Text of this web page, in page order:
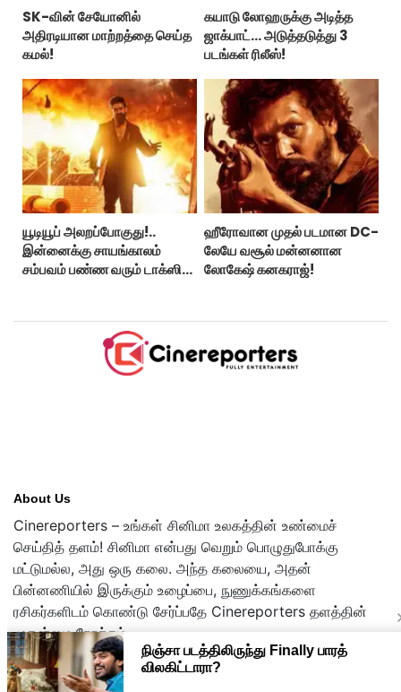
SK-வின் சேயோனில்
அதிரடியான மாற்றத்தை செய்த
கமல்!
கயாடு லோஹருக்கு அடித்த
ஜாக்பாட்... அடுத்தடுத்து 3
படங்கள் ரிலீஸ்!
யூடியூப் அலறப்போகுது!..
இன்னைக்கு சாயங்காலம்
சம்பவம் பண்ண வரும் டாக்ஸிக்
ஹீரோவான முதல் படமான DC-
லேயே வசூல் மன்னனான
லோகேஷ் கனகராஜ்!
About Us
Cinereporters – உங்கள் சினிமா உலகத்தின் உண்மைச்
செய்தித் தளம்! சினிமா என்பது வெறும் பொழுதுபோக்கு
மட்டுமல்ல, அது ஒரு கலை. அந்த கலையை, அதன்
பின்னணியில் இருக்கும் உழைப்பை, நுணுக்கங்களை
ரசிகர்களிடம் கொண்டு சேர்ப்பதே Cinereporters தளத்தின்
முதன்மை நோக்கம்.